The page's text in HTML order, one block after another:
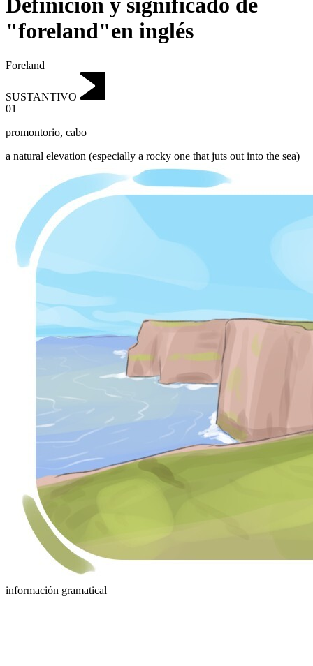
"foreland"en inglés
Foreland
SUSTANTIVO
01
promontorio, cabo
a natural elevation (especially a rocky one that juts out into the sea)
información gramatical